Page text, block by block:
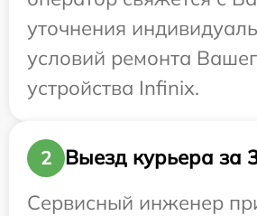
уточнения
условий ремонта
устройства Infinix.
2
Выезд курьера за
Сервисный инженер